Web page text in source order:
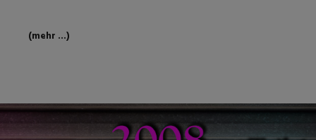
(mehr …)